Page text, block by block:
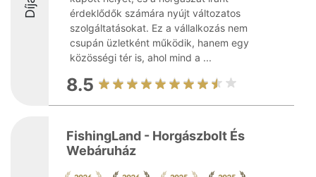
érdeklődők számára nyújt változatos
szolgáltatásokat. Ez a vállalkozás nem
csupán üzletként működik, hanem egy
közösségi tér is, ahol mind a ...
8.5
FishingLand - Horgászbolt És
Webáruház